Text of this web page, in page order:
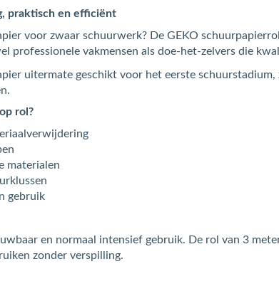
praktisch en efficiënt
voor zwaar schuurwerk? De GEKO
professionele vakmensen als doe-het-zelvers die
uitermate geschikt voor het eerste
rol?
materialen
gebruik
en normaal intensief gebruik. De rol van 3
zonder verspilling.